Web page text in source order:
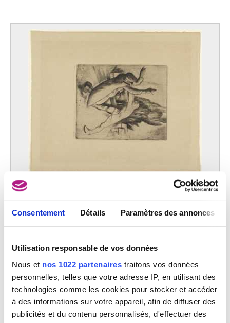
Consentement Détails Paramètres des annonces
Utilisation responsable de vos données
Nous et nos 1022 partenaires traitons vos données
personnelles, telles que votre adresse IP, en utilisant des
technologies comme les cookies pour stocker et accéder
à des informations sur votre appareil, afin de diffuser des
publicités et du contenu personnalisés, d'effectuer des
L'étrangleur
Henri-François Ramah